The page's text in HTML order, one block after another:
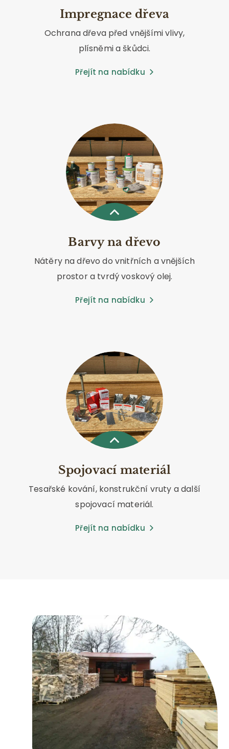
Impregnace dřeva
Ochrana dřeva před vnějšími vlivy,
plísněmi a škůdci.
Přejít na nabídku
Barvy na dřevo
Nátěry na dřevo do vnitřních a vnějších
prostor a tvrdý voskový olej.
Přejít na nabídku
Spojovací materiál
Tesařské kování, konstrukční vruty a další
spojovací materiál.
Přejít na nabídku